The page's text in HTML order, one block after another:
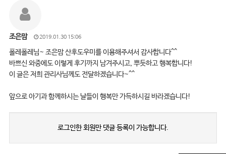
조은맘 2019.01.30 15:06
폴레폴레님~ 조은맘 산후도우미를 이용해주셔서 감사합니다^^
바쁘신 와중에도 이렇게 후기까지 남겨주시고, 뿌듯하고 행복합니다!
이 글은 저희 관리사님께도 전달하겠습니다~^^
앞으로 아기과 함께하시는 날들이 행복만 가득하시길 바라겠습니다!
로그인한 회원만 댓글 등록이 가능합니다.